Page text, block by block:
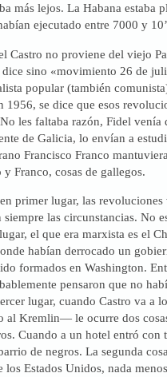
más lejos. La Habana estaba
ejecutado entre 7000 y
Castro no proviene del viejo
dice sino «movimiento 26 de
popular (también
1956, se dice que esos
les faltaba razón, Fidel
de Galicia, lo envían a
Francisco Franco
y Franco, cosas de gallegos.
primer lugar, las
siempre las circunstancias. No
el que era marxista es el
habían derrocado un
formados en Washington.
pensaron que no
lugar, cuando Castro va a
al Kremlin— le ocurre dos
Cuando a un hotel entró con
de negros. La segunda
los Estados Unidos, nada